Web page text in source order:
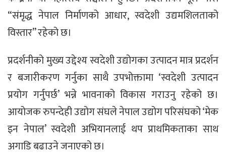
“संमृद्ध नेपाल निर्माणको आधार, स्वदेशी उद्यमशिलताको
विस्तार” रहेको छ।
प्रदर्शनीको मुख्य उद्देश्य स्वदेशी उद्योगका उत्पादन मात्र प्रदर्शन
र बजारीकरण गर्नुका साथै उपभोक्तामा ‘स्वदेशी उत्पादन
प्रयोग गर्नुपर्छ’ भन्ने भावनाको विकास गराउनु रहेको छ।
आयोजक रुपन्देही उद्योग संघले नेपाल उद्योग परिसंघको ‘मेक
इन नेपाल’ स्वदेशी अभियानलाई थप प्राथमिकताका साथ
अगाडि बढाउने जनाएको छ।